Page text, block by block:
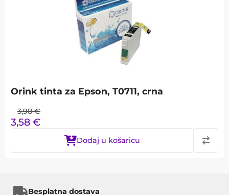
Orink tinta za Epson, T0711, crna
3,98 €
3,58 €
Dodaj u košaricu
Besplatna dostava